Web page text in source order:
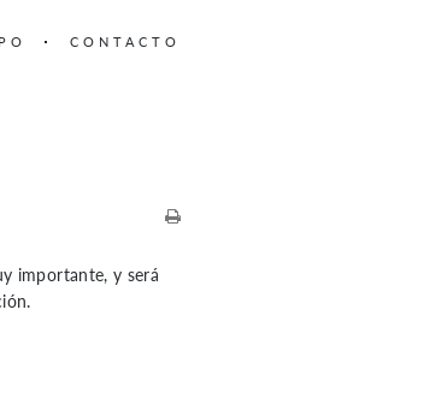
CONTACTO
importante, y será